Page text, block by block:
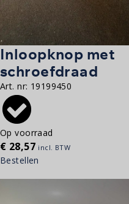
Inloopknop met
schroefdraad
Art. nr: 19199450
Op voorraad
€ 28,57 incl. BTW
Bestellen